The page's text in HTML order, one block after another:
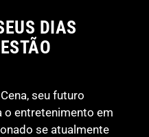
DIAS
seu futuro
o entretenimento em
se atualmente